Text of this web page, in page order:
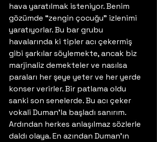
hava yaratılmak isteniyor. Benim
gözümde “zengin çocuğu” izlenimi
yaratıyorlar. Bu bar grubu
havalarında ki tipler acı çekermiş
gibi şarkılar söylemekte, ancak biz
marjinaliz demekteler ve nasılsa
paraları her şeye yeter ve her yerde
konser verirler. Bir patlama oldu
sanki son senelerde. Bu acı çeker
vokali Duman’la başladı sanırım.
Ardından herkes anlaşılmaz sözlerle
daldı olaya. En azından Duman’ın